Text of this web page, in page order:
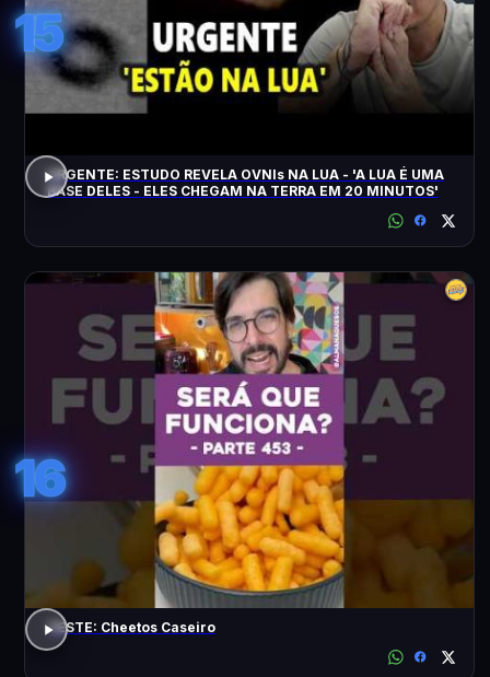
15
URGENTE: ESTUDO REVELA OVNIs NA LUA - 'A LUA É UMA
BASE DELES - ELES CHEGAM NA TERRA EM 20 MINUTOS'
16
TESTE: Cheetos Caseiro